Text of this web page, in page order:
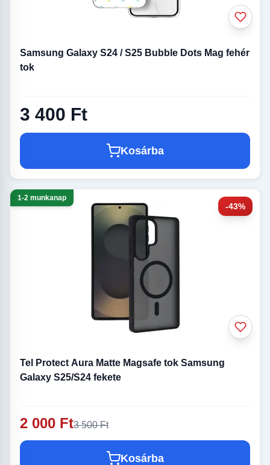
Samsung Galaxy S24 / S25 Bubble Dots Mag fehér
tok
3 400 Ft
Kosárba
-43%
1-2 munkanap
Tel Protect Aura Matte Magsafe tok Samsung
Galaxy S25/S24 fekete
2 000 Ft3 500 Ft
Kosárba